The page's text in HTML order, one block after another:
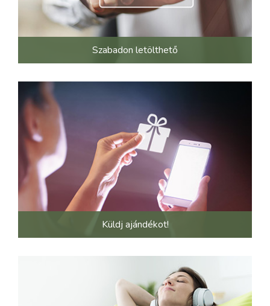
Szabadon letölthető
Küldj ajándékot!